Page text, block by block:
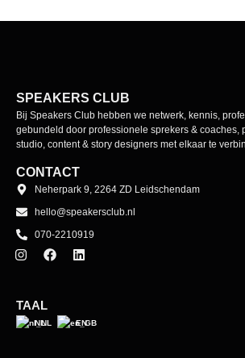
SPEAKERS CLUB
Bij Speakers Club hebben we netwerk, kennis,
gebundeld door professionele sprekers & coaches,
studio, content & story designers met elkaar te
CONTACT
Neherpark 9, 2264 ZD Leidschendam
hello@speakersclub.nl
070-2210919
TAAL
NL EN